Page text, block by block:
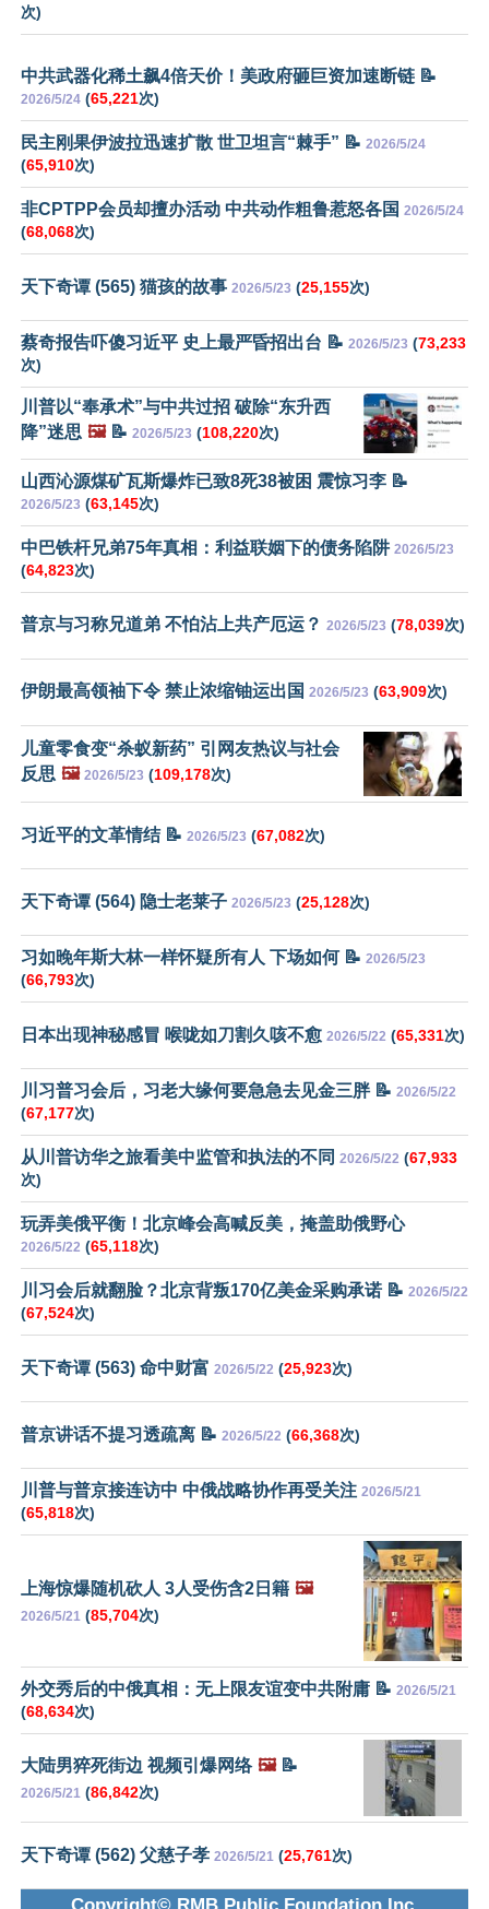
次)
中共武器化稀土飙4倍天价！美政府砸巨资加速断链 📝
2026/5/24 (65,221次)
民主刚果伊波拉迅速扩散 世卫坦言“棘手” 📝 2026/5/24
(65,910次)
非CPTPP会员却擅办活动 中共动作粗鲁惹怒各国 2026/5/24
(68,068次)
天下奇谭 (565) 猫孩的故事 2026/5/23 (25,155次)
蔡奇报告吓傻习近平 史上最严昏招出台 📝 2026/5/23 (73,233
次)
川普以“奉承术”与中共过招 破除“东升西
降”迷思 🖼️📝 2026/5/23 (108,220次)
山西沁源煤矿瓦斯爆炸已致8死38被困 震惊习李 📝
2026/5/23 (63,145次)
中巴铁杆兄弟75年真相：利益联姻下的债务陷阱 2026/5/23
(64,823次)
普京与习称兄道弟 不怕沾上共产厄运？ 2026/5/23 (78,039次)
伊朗最高领袖下令 禁止浓缩铀运出国 2026/5/23 (63,909次)
儿童零食变“杀蚁新药” 引网友热议与社会
反思 🖼️ 2026/5/23 (109,178次)
习近平的文革情结 📝 2026/5/23 (67,082次)
天下奇谭 (564) 隐士老莱子 2026/5/23 (25,128次)
习如晚年斯大林一样怀疑所有人 下场如何 📝 2026/5/23
(66,793次)
日本出现神秘感冒 喉咙如刀割久咳不愈 2026/5/22 (65,331次)
川习普习会后，习老大缘何要急急去见金三胖 📝 2026/5/22
(67,177次)
从川普访华之旅看美中监管和执法的不同 2026/5/22 (67,933
次)
玩弄美俄平衡！北京峰会高喊反美，掩盖助俄野心
2026/5/22 (65,118次)
川习会后就翻脸？北京背叛170亿美金采购承诺 📝 2026/5/22
(67,524次)
天下奇谭 (563) 命中财富 2026/5/22 (25,923次)
普京讲话不提习透疏离 📝 2026/5/22 (66,368次)
川普与普京接连访中 中俄战略协作再受关注 2026/5/21
(65,818次)
上海惊爆随机砍人 3人受伤含2日籍 🖼️
2026/5/21 (85,704次)
外交秀后的中俄真相：无上限友谊变中共附庸 📝 2026/5/21
(68,634次)
大陆男猝死街边 视频引爆网络 🖼️📝
2026/5/21 (86,842次)
天下奇谭 (562) 父慈子孝 2026/5/21 (25,761次)